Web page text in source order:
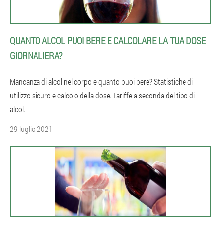
QUANTO ALCOL PUOI BERE E CALCOLARE LA TUA DOSE
GIORNALIERA?
Mancanza di alcol nel corpo e quanto puoi bere? Statistiche di
utilizzo sicuro e calcolo della dose. Tariffe a seconda del tipo di
alcol.
29 luglio 2021